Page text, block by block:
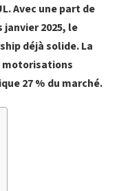
Avec une part de
janvier 2025, le
déjà solide. La
motorisations
27 % du marché.